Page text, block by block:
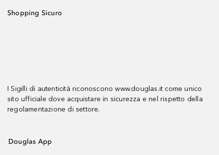
Shopping Sicuro
I Sigilli di autenticità riconoscono www.douglas.it come unico
sito ufficiale dove acquistare in sicurezza e nel rispetto della
regolamentazione di settore.
Douglas App